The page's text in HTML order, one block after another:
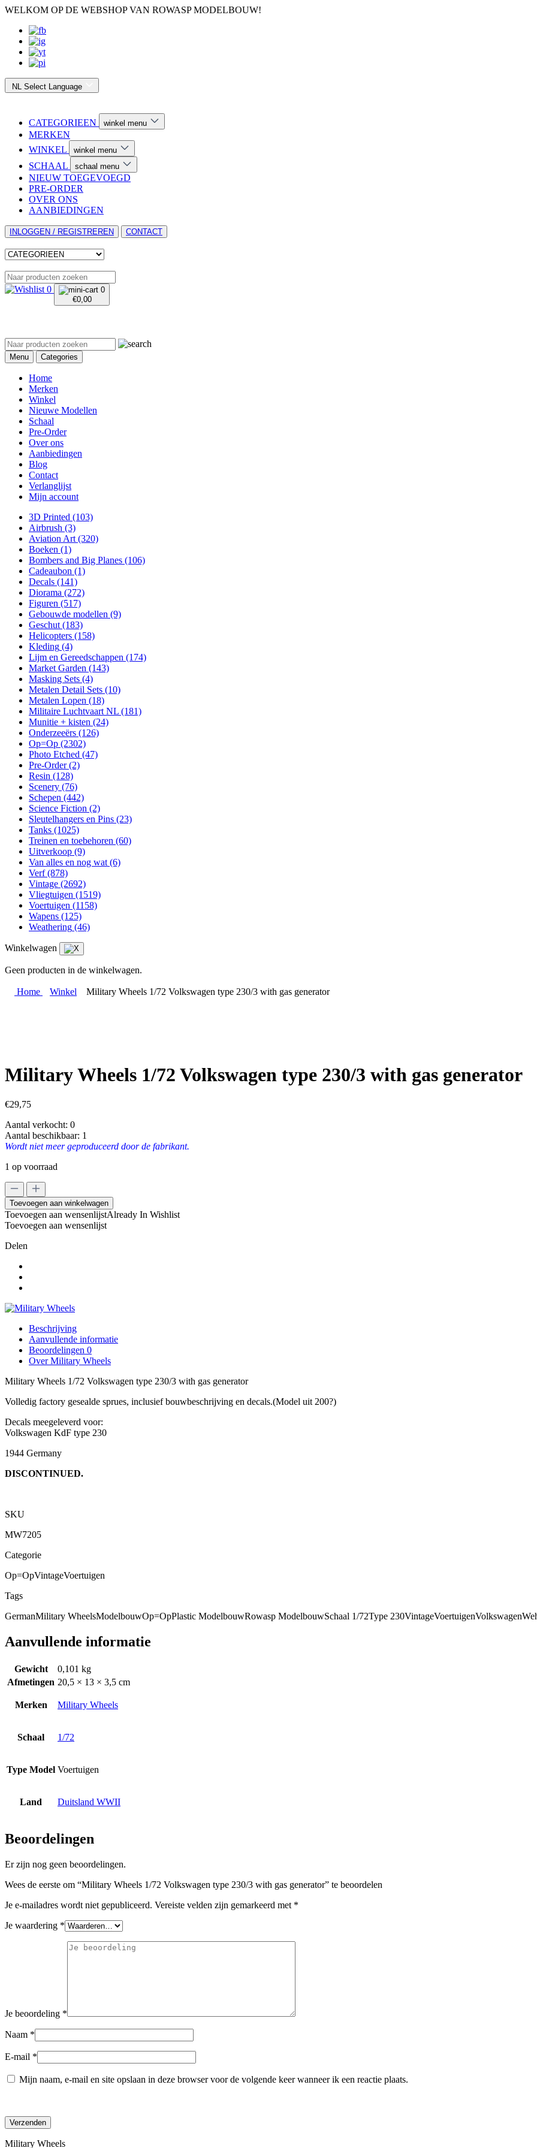
WELKOM OP DE WEBSHOP VAN ROWASP MODELBOUW!
NL Select Language
CATEGORIEEN winkel menu
MERKEN
WINKEL
winkel menu
SCHAAL schaal menu
NIEUW TOEGEVOEGD
PRE-ORDER
OVER ONS
AANBIEDINGEN
INLOGGEN / REGISTREREN CONTACT
0
0
€0,00
Menu Categories
Home
Merken
Winkel
Nieuwe Modellen
Schaal
Pre-Order
Over ons
Aanbiedingen
Blog
Contact
Verlanglijst
Mijn account
3D Printed (103)
Airbrush (3)
Aviation Art (320)
Boeken (1)
Bombers and Big Planes (106)
Cadeaubon (1)
Decals (141)
Diorama (272)
Figuren (517)
Gebouwde modellen (9)
Geschut (183)
Helicopters (158)
Kleding (4)
Lijm en Gereedschappen (174)
Market Garden (143)
Masking Sets (4)
Metalen Detail Sets (10)
Metalen Lopen (18)
Militaire Luchtvaart NL (181)
Munitie + kisten (24)
Onderzeeërs (126)
Op=Op (2302)
Photo Etched (47)
Pre-Order (2)
Resin (128)
Scenery (76)
Schepen (442)
Science Fiction (2)
Sleutelhangers en Pins (23)
Tanks (1025)
Treinen en toebehoren (60)
Uitverkoop (9)
Van alles en nog wat (6)
Verf (878)
Vintage (2692)
Vliegtuigen (1519)
Voertuigen (1158)
Wapens (125)
Weathering (46)
Winkelwagen
Geen producten in de winkelwagen.
Home Winkel Military Wheels 1/72 Volkswagen type 230/3 with gas generator
Military Wheels 1/72 Volkswagen type 230/3 with gas generator
€29,75
Aantal verkocht: 0
Aantal beschikbaar: 1
Wordt niet meer geproduceerd door de fabrikant.
1 op voorraad
Military
Wheels
1/72
Volkswagen
type
with
Toevoegen aan winkelwagen
Toevoegen aan wensenlijstAlready In Wishlist
Toevoegen aan wensenlijst
Delen
Beschrijving
Aanvullende informatie
Beoordelingen 0
Over Military Wheels
Military Wheels 1/72 Volkswagen type 230/3 with gas generator
Volledig factory gesealde sprues, inclusief bouwbeschrijving en decals.(Model uit 200?)
Decals meegeleverd voor:
Volkswagen KdF type 230
1944 Germany
DISCONTINUED.
SKU
MW7205
Categorie
Op=OpVintageVoertuigen
Tags
GermanMilitary WheelsModelbouwOp=OpPlastic ModelbouwRowasp ModelbouwSchaal 1/72Type 230VintageVoertuigenVolkswagen
Aanvullende informatie
Gewicht
0,101 kg
Afmetingen 20,5 × 13 × 3,5 cm
Merken Military Wheels
Schaal 1/72
Type Model Voertuigen
Land Duitsland WWII
Beoordelingen
Er zijn nog geen beoordelingen.
Wees de eerste om “Military Wheels 1/72 Volkswagen type 230/3 with gas generator” te beoordelen
Je e-mailadres wordt niet gepubliceerd. Vereiste velden zijn gemarkeerd met *
Je waardering *
Je beoordeling *
Naam *
E-mail *
Mijn naam, e-mail en site opslaan in deze browser voor de volgende keer wanneer ik een reactie plaats.
Military Wheels